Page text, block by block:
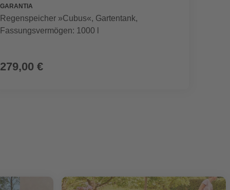
GARANTIA
Regenspeicher »Cubus«, Gartentank,
Fassungsvermögen: 1000 l
279,00 €